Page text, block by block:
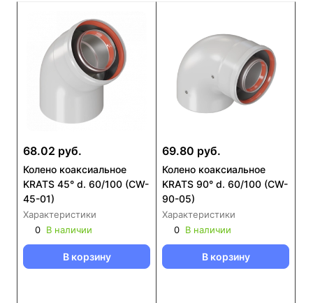
68.02 руб.
Колено коаксиальное
KRATS 45° d. 60/100 (CW-
45-01)
Характеристики
0 В наличии
В корзину
69.80 руб.
Колено коаксиальное
KRATS 90° d. 60/100 (CW-
90-05)
Характеристики
0 В наличии
В корзину